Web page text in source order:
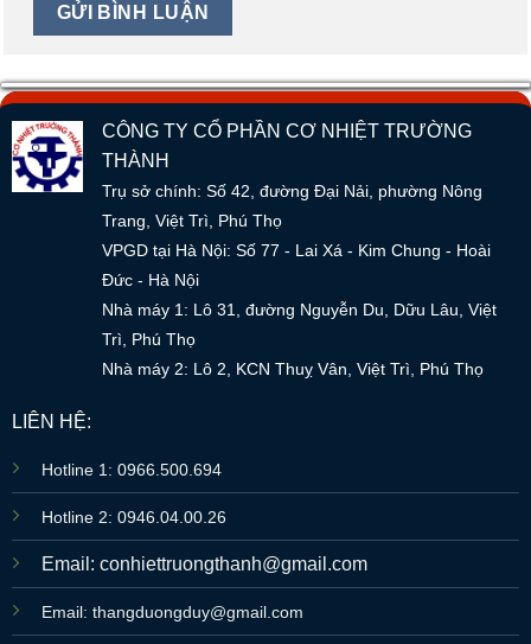
CÔNG TY CỔ PHẦN CƠ NHIỆT TRƯỜNG
THÀNH
Trụ sở chính: Số 42, đường Đại Nải, phường Nông
Trang, Việt Trì, Phú Thọ
VPGD tại Hà Nội: Số 77 - Lai Xá - Kim Chung - Hoài
Đức - Hà Nội
Nhà máy 1: Lô 31, đường Nguyễn Du, Dữu Lâu, Việt
Trì, Phú Thọ
Nhà máy 2: Lô 2, KCN Thuỵ Vân, Việt Trì, Phú Thọ
LIÊN HỆ:
Hotline 1: 0966.500.694
Hotline 2: 0946.04.00.26
Email: conhiettruongthanh@gmail.com
Email: thangduongduy@gmail.com